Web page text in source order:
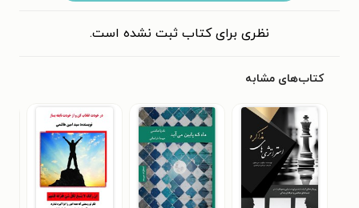
نظری برای کتاب ثبت نشده است.
کتاب‌های مشابه